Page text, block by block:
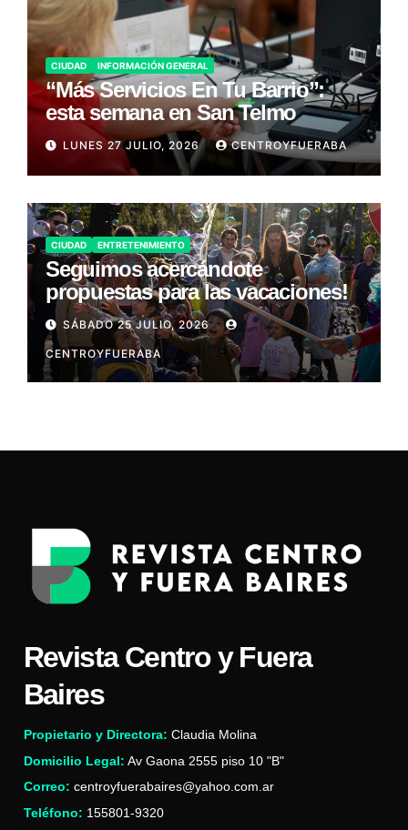
CIUDAD INFORMACIÓN GENERAL
“Más Servicios En Tu Barrio”:
esta semana en San Telmo
LUNES 27 JULIO, 2026 CENTROYFUERABA
CIUDAD ENTRETENIMIENTO
Seguimos acercándote
propuestas para las vacaciones!
SÁBADO 25 JULIO, 2026
CENTROYFUERABA
Revista Centro y Fuera
Baires
Propietario y Directora: Claudia Molina
Domicilio Legal: Av Gaona 2555 piso 10 "B"
Correo: centroyfuerabaires@yahoo.com.ar
Teléfono: 155801-9320